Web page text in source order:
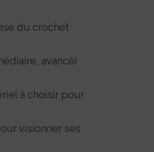
du crochet
avancé)
à choisir pour
visionner ses